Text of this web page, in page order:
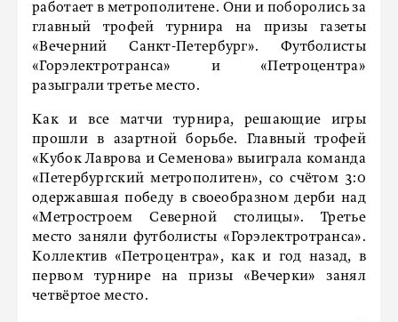
работает в метрополитене. Они и поборолись за
главный трофей турнира на призы газеты
«Вечерний Санкт-Петербург». Футболисты
«Горэлектротранса» и «Петроцентра»
разыграли третье место.
Как и все матчи турнира, решающие игры
прошли в азартной борьбе. Главный трофей
«Кубок Лаврова и Семенова» выиграла команда
«Петербургский метрополитен», со счётом 3:0
одержавшая победу в своеобразном дерби над
«Метростроем Северной столицы». Третье
место заняли футболисты «Горэлектротранса».
Коллектив «Петроцентра», как и год назад, в
первом турнире на призы «Вечерки» занял
четвёртое место.